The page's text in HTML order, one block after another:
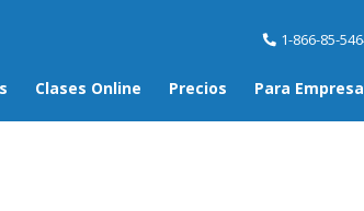
1-866-85-
Clases Online Precios Para